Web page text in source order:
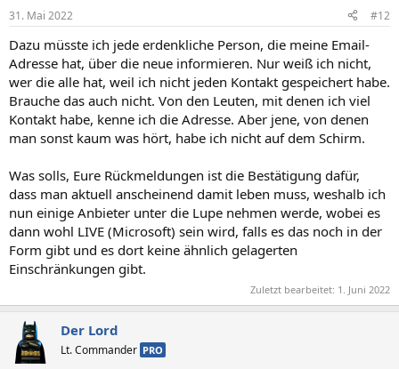
31. Mai 2022 #12
Dazu müsste ich jede erdenkliche Person, die meine Email-
Adresse hat, über die neue informieren. Nur weiß ich nicht,
wer die alle hat, weil ich nicht jeden Kontakt gespeichert habe.
Brauche das auch nicht. Von den Leuten, mit denen ich viel
Kontakt habe, kenne ich die Adresse. Aber jene, von denen
man sonst kaum was hört, habe ich nicht auf dem Schirm.
Was solls, Eure Rückmeldungen ist die Bestätigung dafür,
dass man aktuell anscheinend damit leben muss, weshalb ich
nun einige Anbieter unter die Lupe nehmen werde, wobei es
dann wohl LIVE (Microsoft) sein wird, falls es das noch in der
Form gibt und es dort keine ähnlich gelagerten
Einschränkungen gibt.
Zuletzt bearbeitet: 1. Juni 2022
Der Lord
Lt. Commander PRO